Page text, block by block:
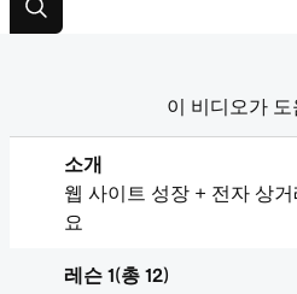
소개
웹 사이트 성장 + 전자 상
요
레슨 1(총 12)
이 비디오가